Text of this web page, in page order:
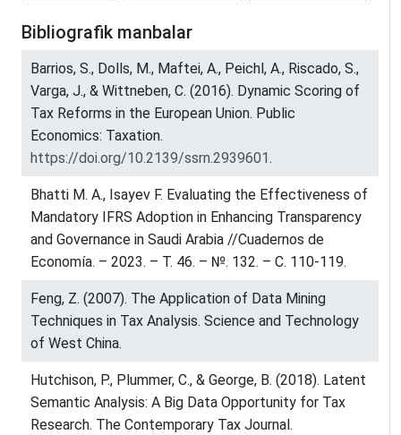
Bibliografik manbalar
Barrios, S., Dolls, M., Maftei, A., Peichl, A., Riscado, S.,
Varga, J., & Wittneben, C. (2016). Dynamic Scoring of
Tax Reforms in the European Union. Public
Economics: Taxation.
https://doi.org/10.2139/ssrn.2939601.
Bhatti M. A., Isayev F. Evaluating the Effectiveness of
Mandatory IFRS Adoption in Enhancing Transparency
and Governance in Saudi Arabia //Cuadernos de
Economía. – 2023. – Т. 46. – №. 132. – С. 110-119.
Feng, Z. (2007). The Application of Data Mining
Techniques in Tax Analysis. Science and Technology
of West China.
Hutchison, P., Plummer, C., & George, B. (2018). Latent
Semantic Analysis: A Big Data Opportunity for Tax
Research. The Contemporary Tax Journal.